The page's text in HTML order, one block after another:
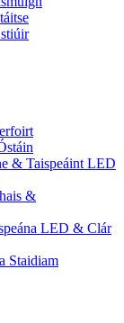
& Taispeáint LED
&
LED & Clár
Staidiam